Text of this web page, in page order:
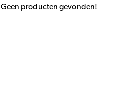
Geen producten gevonden!